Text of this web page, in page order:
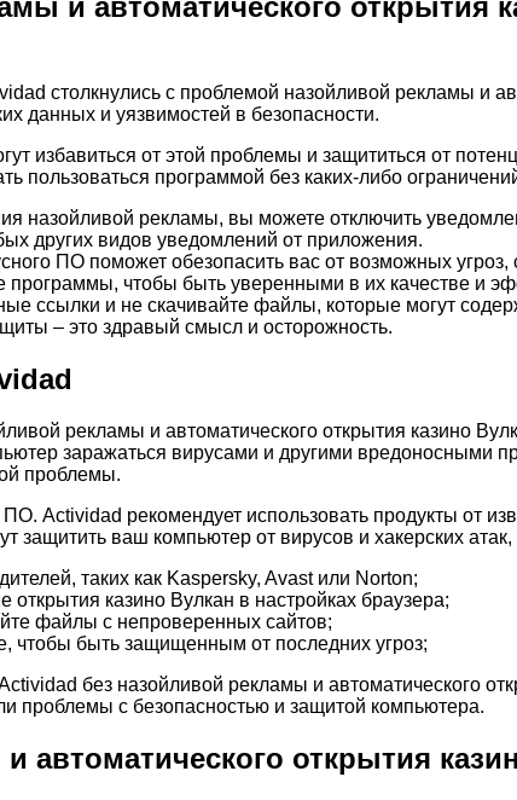
и автоматического открытия
столкнулись с проблемой назойливой рекламы и
данных и уязвимостей в безопасности.
избавиться от этой проблемы и защититься от
программой без каких-либо
назойливой рекламы, вы можете отключить
других видов уведомлений от приложения.
ПО поможет обезопасить вас от возможных
чтобы быть уверенными в их качестве и
ссылки и не скачивайте файлы, которые могут
– это здравый смысл и осторожность.
рекламы и автоматического открытия казино
заражаться вирусами и другими вредоносными
проблемы.
Actividad рекомендует использовать продукты от
защитить ваш компьютер от вирусов и хакерских
таких как Kaspersky, Avast или Norton;
казино Вулкан в настройках браузера;
файлы с непроверенных сайтов;
чтобы быть защищенным от последних угроз;
без назойливой рекламы и автоматического
проблемы с безопасностью и защитой компьютера.
автоматического открытия